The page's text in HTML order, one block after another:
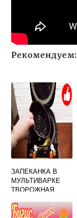
Рекомендуем:
ЗАПЕКАНКА В
МУЛЬТИВАРКЕ
ТВОРОЖНАЯ